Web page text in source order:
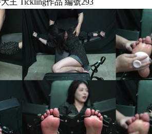
王 Tickling作品 編號293